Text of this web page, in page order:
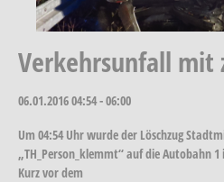
Verkehrsunfall mit
06.01.201604:54 - 06:00
Um 04:54 Uhr wurde der Löschzug
„TH_Person_klemmt“ auf die Autobahn
Kurz vor dem